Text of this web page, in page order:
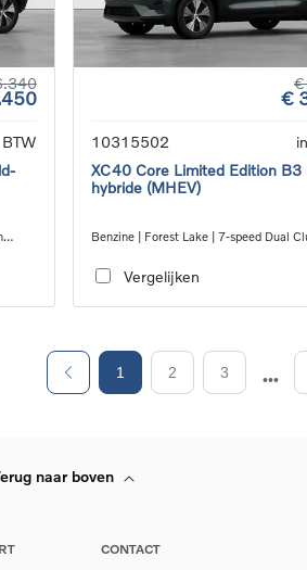
€
€
10315502
XC40 Core Limited Edition B3
hybride (MHEV)
Benzine | Forest Lake | 7-speed Dual
Vergelijken
1 2 3
naar boven
CONTACT